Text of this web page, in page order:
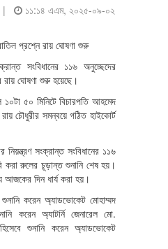
| ১১:১৪ এএম, ২০২৫-০৯-০২
সংবিধানের ১১৬ অনুচ্ছেদের
রায় ঘোষণা শুরু হয়েছে।
৫০ মিনিটে বিচারপতি আহমেদ
চৌধুরীর সমন্বয়ে গঠিত হাইকোর্ট
সংক্রান্ত সংবিধানের ১১৬
করা রুলের চূড়ান্ত শুনানি শেষ হয়।
আজকের দিন ধার্য করা হয়।
করেন অ্যাডভোকেট মোহাম্মদ
করেন অ্যাটর্নি জেনারেল মো.
শুনানি করেন অ্যাডভোকেট